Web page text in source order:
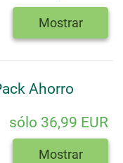
Mostrar
Ahorro
sólo 36,99 EUR
Mostrar